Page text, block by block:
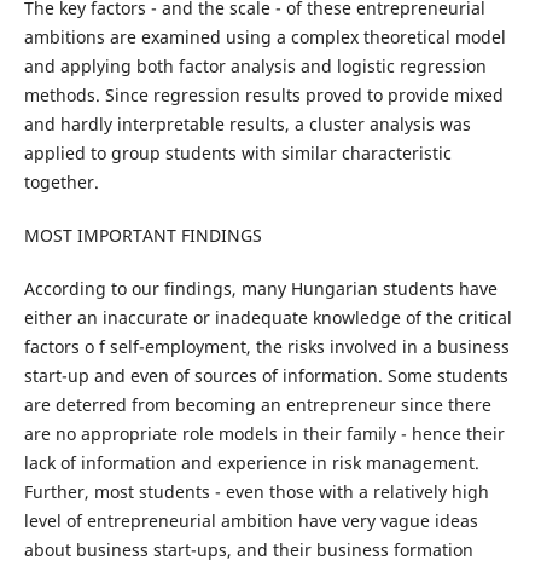
The key factors - and the scale - of these entrepreneurial
ambitions are examined using a complex theoretical model
and applying both factor analysis and logistic regression
methods. Since regression results proved to provide mixed
and hardly interpretable results, a cluster analysis was
applied to group students with similar characteristic
together.
MOST IMPORTANT FINDINGS
According to our findings, many Hungarian students have
either an inaccurate or inadequate knowledge of the critical
factors o f self-employment, the risks involved in a business
start-up and even of sources of information. Some students
are deterred from becoming an entrepreneur since there
are no appropriate role models in their family - hence their
lack of information and experience in risk management.
Further, most students - even those with a relatively high
level of entrepreneurial ambition have very vague ideas
about business start-ups, and their business formation